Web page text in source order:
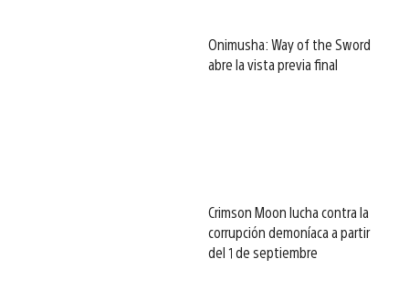
Onimusha: Way of the Sword
abre la vista previa final
Crimson Moon lucha contra la
corrupción demoníaca a partir
del 1 de septiembre